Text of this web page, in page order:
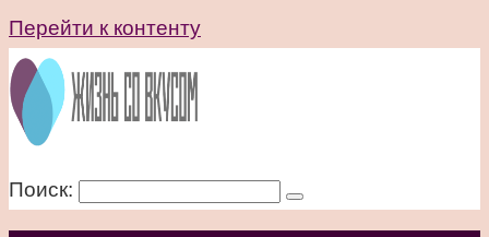
Перейти к контенту
Поиск: